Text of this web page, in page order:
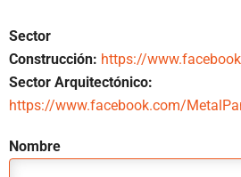
Sector
Construcción: https://
Sector Arquitectónico:
https://www.facebook.com/
Nombre